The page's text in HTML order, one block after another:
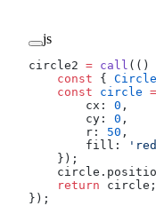
js
circle2 = call (()
    const
{ Circle
    const
circle =
        cx:
0 ,
        cy:
0 ,
        r:
50 ,
        fill:
    });
    return
circle;
});